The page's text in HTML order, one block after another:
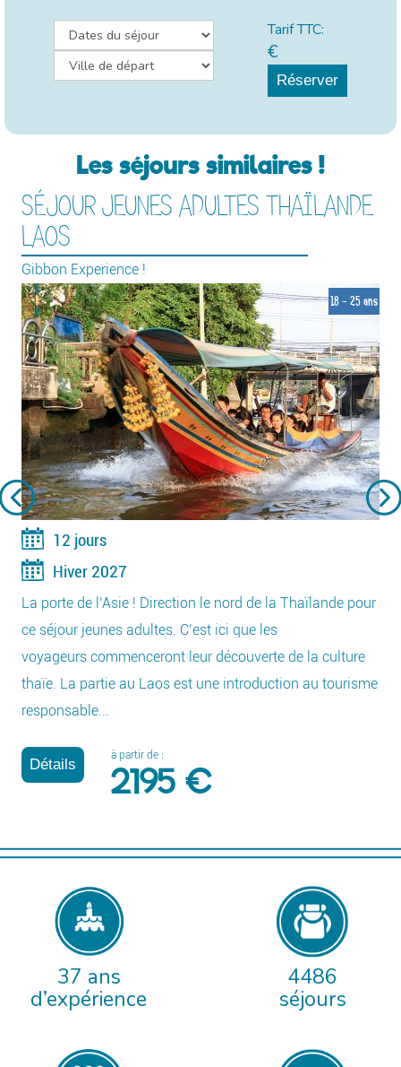
Tarif TTC:
€
Réserver
Les séjours similaires !
SÉJOUR JEUNES ADULTES THAÏLANDE
LAOS
Gibbon Experience !
18 - 25 ans
12 jours
Hiver 2027
La porte de l’Asie ! Direction le nord de la Thaïlande pour
ce séjour jeunes adultes. C’est ici que les
voyageurs commenceront leur découverte de la culture
thaïe. La partie au Laos est une introduction au tourisme
responsable...
Détails
à partir de :
2195 €
37 ans
d’expérience
4486
séjours